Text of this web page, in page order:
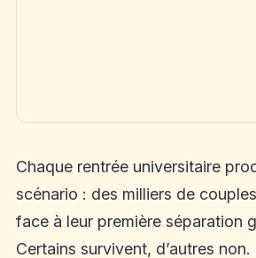
Chaque rentrée universitaire
scénario : des milliers de
face à leur première séparation
Certains survivent, d’autres